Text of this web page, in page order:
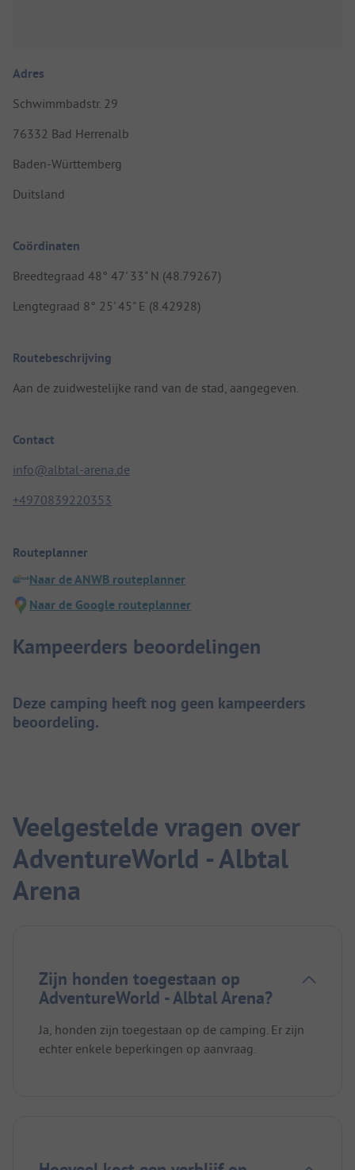
Adres
Schwimmbadstr. 29
76332 Bad Herrenalb
Baden-Württemberg
Duitsland
Coördinaten
Breedtegraad 48° 47' 33" N (48.79267)
Lengtegraad 8° 25' 45" E (8.42928)
Routebeschrijving
Aan de zuidwestelijke rand van de stad, aangegeven.
Contact
info@albtal-arena.de
+4970839220353
Routeplanner
Naar de ANWB routeplanner
Naar de Google routeplanner
Kampeerders beoordelingen
Deze camping heeft nog geen kampeerders
beoordeling.
Veelgestelde vragen over
AdventureWorld - Albtal
Arena
Zijn honden toegestaan op
AdventureWorld - Albtal Arena?
Ja, honden zijn toegestaan op de camping. Er zijn
echter enkele beperkingen op aanvraag.